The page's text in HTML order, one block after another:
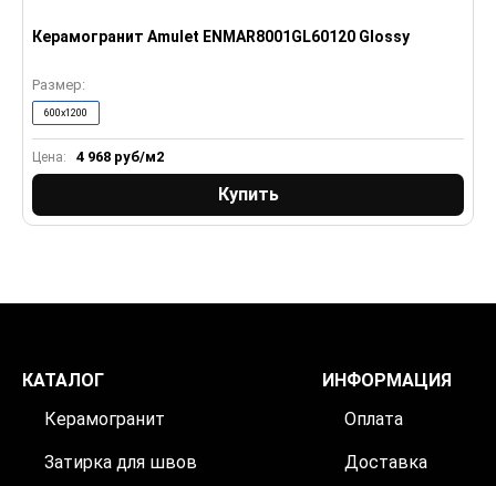
Керамогранит Amulet ENMAR8001GL60120 Glossy
Цена: 4 968 руб/м2
Купить
Размер:
600x1200
КАТАЛОГ
Керамогранит
Затирка для швов
ИНФОРМАЦИЯ
Оплата
Доставка